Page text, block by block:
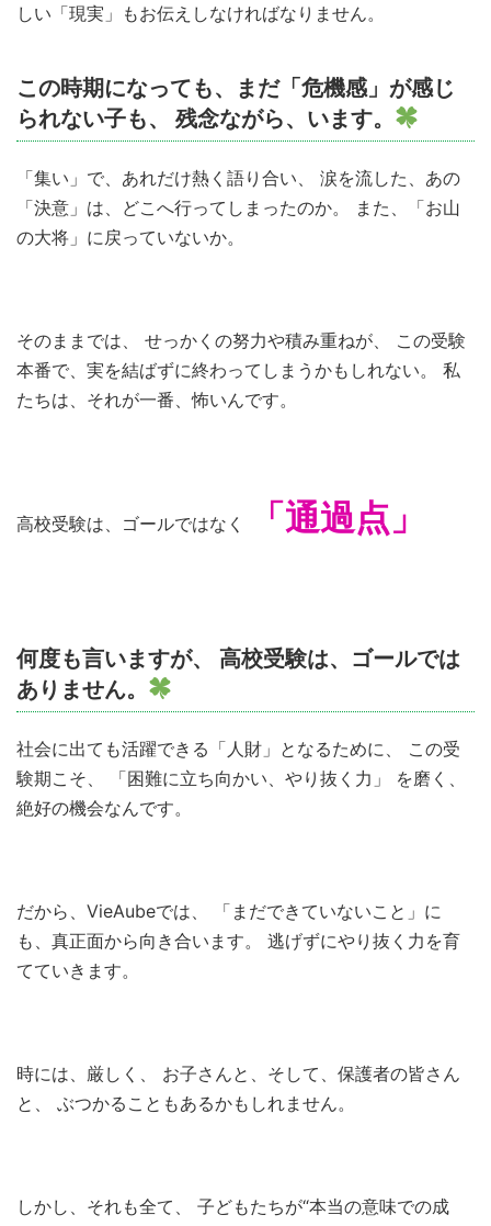
しい「現実」もお伝えしなければなりません。
この時期になっても、まだ「危機感」が感じ
られない子も、 残念ながら、います。
「集い」で、あれだけ熱く語り合い、 涙を流した、あの
「決意」は、どこへ行ってしまったのか。 また、「お山
の大将」に戻っていないか。
そのままでは、 せっかくの努力や積み重ねが、 この受験
本番で、実を結ばずに終わってしまうかもしれない。 私
たちは、それが一番、怖いんです。
高校受験は、ゴールではなく 「通過点」
何度も言いますが、 高校受験は、ゴールでは
ありません。
社会に出ても活躍できる「人財」となるために、 この受
験期こそ、 「困難に立ち向かい、やり抜く力」 を磨く、
絶好の機会なんです。
だから、VieAubeでは、 「まだできていないこと」に
も、真正面から向き合います。 逃げずにやり抜く力を育
てていきます。
時には、厳しく、 お子さんと、そして、保護者の皆さん
と、 ぶつかることもあるかもしれません。
しかし、それも全て、 子どもたちが“本当の意味での成